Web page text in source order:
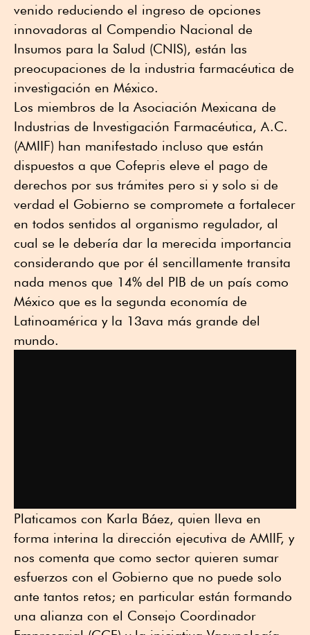
venido reduciendo el ingreso de opciones
innovadoras al Compendio Nacional de
Insumos para la Salud (CNIS), están las
preocupaciones de la industria farmacéutica de
investigación en México.
Los miembros de la Asociación Mexicana de
Industrias de Investigación Farmacéutica, A.C.
(AMIIF) han manifestado incluso que están
dispuestos a que Cofepris eleve el pago de
derechos por sus trámites pero si y solo si de
verdad el Gobierno se compromete a fortalecer
en todos sentidos al organismo regulador, al
cual se le debería dar la merecida importancia
considerando que por él sencillamente transita
nada menos que 14% del PIB de un país como
México que es la segunda economía de
Latinoamérica y la 13ava más grande del
mundo.
Platicamos con Karla Báez, quien lleva en
forma interina la dirección ejecutiva de AMIIF, y
nos comenta que como sector quieren sumar
esfuerzos con el Gobierno que no puede solo
ante tantos retos; en particular están formando
una alianza con el Consejo Coordinador